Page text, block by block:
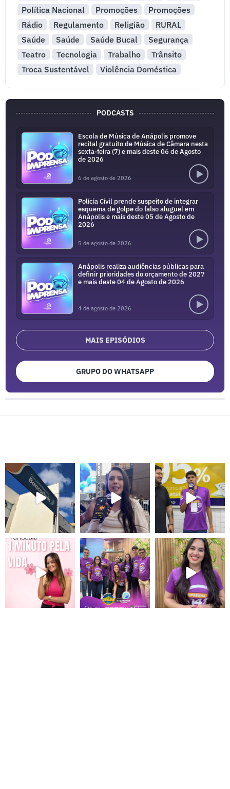
Política Nacional Promoções
Promoções
Rádio
Regulamento Religião
RURAL
Saúde
Saúde Saúde Bucal
Segurança
Teatro
Tecnologia Trabalho
Trânsito
Troca Sustentável
Violência Doméstica
PODCASTS
Escola de Música de Anápolis promove
recital gratuito de Música de Câmara nesta
sexta-feira (7) e mais deste 06 de Agosto
de 2026
6 de agosto de 2026
Polícia Civil prende suspeito de integrar
esquema de golpe do falso aluguel em
Anápolis e mais deste 05 de Agosto de
2026
5 de agosto de 2026
Anápolis realiza audiências públicas para
definir prioridades do orçamento de 2027
e mais deste 04 de Agosto de 2026
4 de agosto de 2026
MAIS EPISÓDIOS
GRUPO DO WHATSAPP